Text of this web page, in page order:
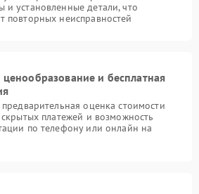
и установленные детали, что
повторных неисправностей
и бесплатная
оценка стоимости
скрытых платежей и возможность
по телефону или онлайн на